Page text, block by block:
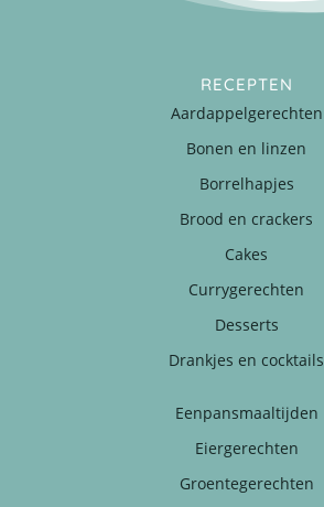
RECEPTEN
Aardappelgerechten
Bonen en linzen
Borrelhapjes
Brood en crackers
Cakes
Currygerechten
Desserts
Drankjes en cocktails
Eenpansmaaltijden
Eiergerechten
Groentegerechten